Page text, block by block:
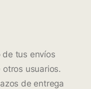
de tus envíos
otros usuarios.
de entrega